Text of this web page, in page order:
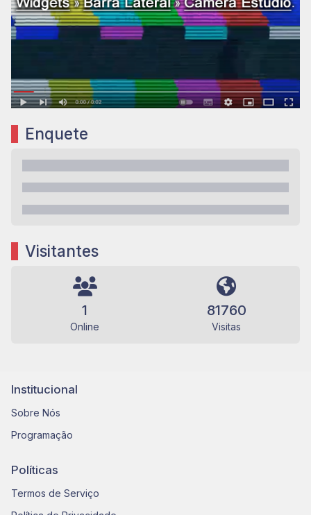
Enquete
Visitantes
1
Online
81760
Visitas
Institucional
Sobre Nós
Programação
Políticas
Termos de Serviço